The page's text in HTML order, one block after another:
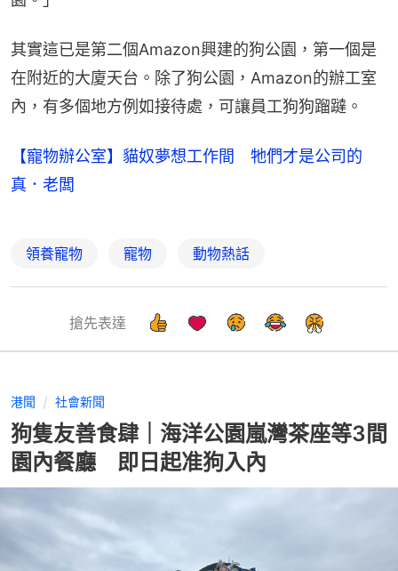
其實這已是第二個Amazon興建的狗公園，第一個是
在附近的大廈天台。除了狗公園，Amazon的辦工室
內，有多個地方例如接待處，可讓員工狗狗蹓躂。
【寵物辦公室】貓奴夢想工作間 牠們才是公司的
真．老闆
領養寵物 寵物 動物熱話
搶先表達
港聞 社會新聞
狗隻友善食肆｜海洋公園嵐灣茶座等3間
園內餐廳 即日起准狗入內